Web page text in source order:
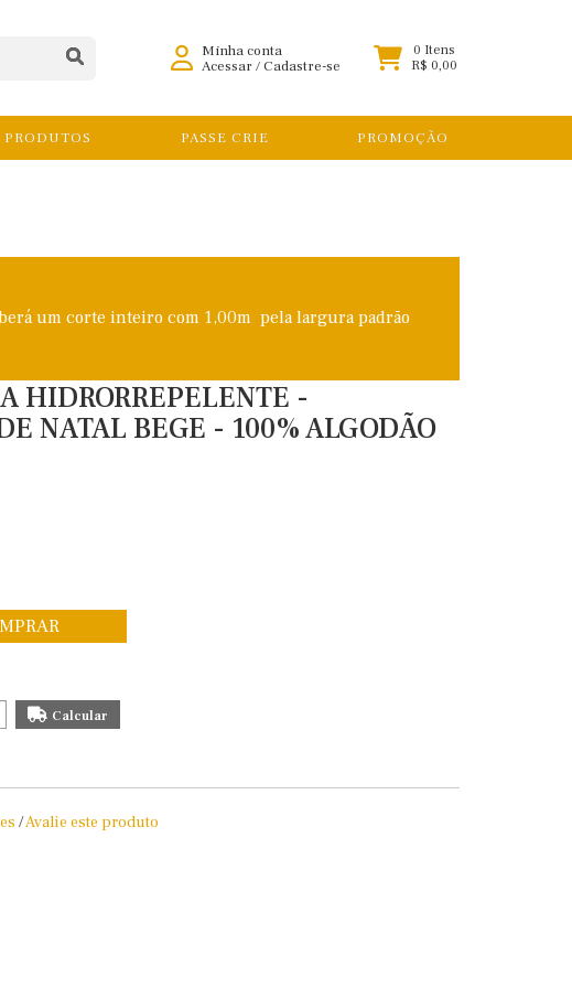
Minha conta
Acessar/Cadastre-se
0 Itens
R$ 0,00
PRODUTOS PASSE CRIE PROMOÇÃO
um corte inteiro com 1,00m pela largura padrão
HIDRORREPELENTE -
NATAL BEGE - 100% ALGODÃO
/Avalie este produto